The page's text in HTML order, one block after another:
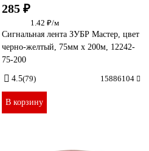
285 ₽
1.42 ₽/м
Сигнальная лента ЗУБР Мастер, цвет
черно-желтый, 75мм х 200м, 12242-
75-200
4.5(79) 15886104
В корзину